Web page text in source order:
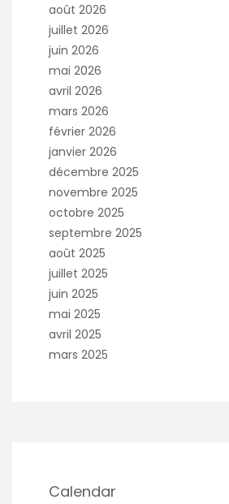
août 2026
juillet 2026
juin 2026
mai 2026
avril 2026
mars 2026
février 2026
janvier 2026
décembre 2025
novembre 2025
octobre 2025
septembre 2025
août 2025
juillet 2025
juin 2025
mai 2025
avril 2025
mars 2025
Calendar